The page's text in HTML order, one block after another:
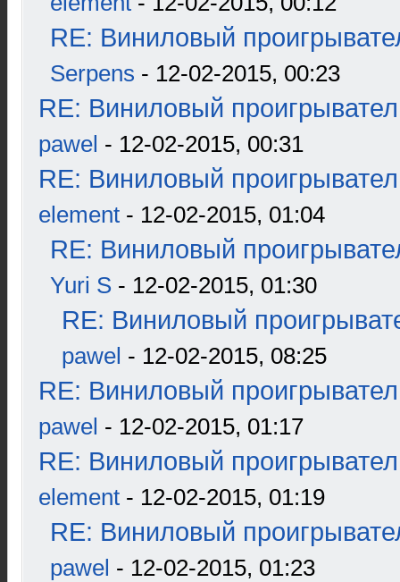
RE: Виниловый
Serpens - 12-02-2015, 00:23
RE: Виниловый
pawel - 12-02-2015, 00:31
RE: Виниловый
element - 12-02-2015, 01:04
RE: Виниловый
Yuri S - 12-02-2015, 01:30
RE: Виниловый
pawel - 12-02-2015, 08:25
RE: Виниловый
pawel - 12-02-2015, 01:17
RE: Виниловый
element - 12-02-2015, 01:19
RE: Виниловый
pawel - 12-02-2015, 01:23